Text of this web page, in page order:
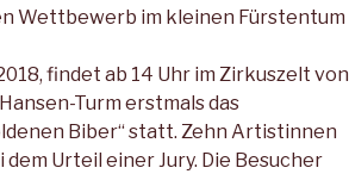
Wettbewerb im kleinen Fürstentum
findet ab 14 Uhr im Zirkuszelt von
Turm erstmals das
Biber“ statt. Zehn Artistinnen
Urteil einer Jury. Die Besucher